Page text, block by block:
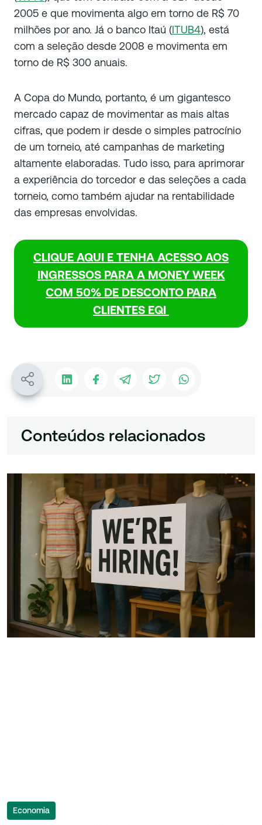
2005 e que movimenta algo em torno de R$ 70
milhões por ano. Já o banco Itaú (ITUB4), está
com a seleção desde 2008 e movimenta em
torno de R$ 300 anuais.
A Copa do Mundo, portanto, é um gigantesco
mercado capaz de movimentar as mais altas
cifras, que podem ir desde o simples patrocínio
de um torneio, até campanhas de marketing
altamente elaboradas. Tudo isso, para aprimorar
a experiência do torcedor e das seleções a cada
torneio, como também ajudar na rentabilidade
das empresas envolvidas.
CLIQUE AQUI E TENHA ACESSO AOS
INGRESSOS PARA A MONEY WEEK
COM 50% DE DESCONTO PARA
CLIENTES EQI
Conteúdos relacionados
Economia